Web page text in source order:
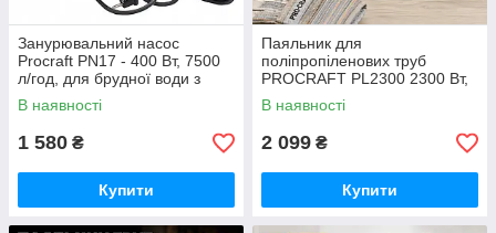
Занурювальний насос
Procraft PN17 - 400 Вт, 7500
л/год, для брудної води з
частками до 35 мм німецький
В наявності
1 580 ₴
Купити
Паяльник для
поліпропіленових труб
PROCRAFT PL2300 2300 Вт,
температура до 300 °C,
насадки 20-63 мм, кейс,
ножиці та аксесуари
В наявності
2 099 ₴
Купити